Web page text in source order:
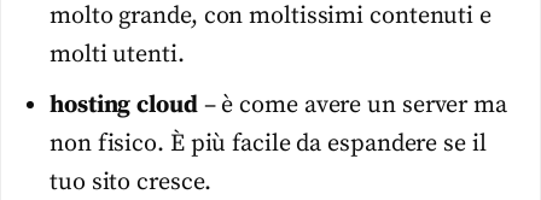
molto grande, con moltissimi contenuti e
molti utenti.
hosting cloud– è come avere un server ma
non fisico. È più facile da espandere se il
tuo sito cresce.